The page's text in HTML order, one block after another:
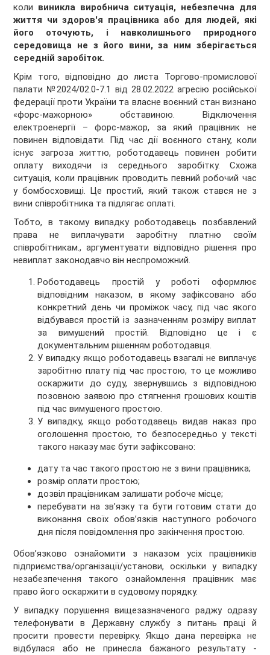
коли виникла виробнича ситуація, небезпечна для
життя чи здоров'я працівника або для людей, які
його оточують, і навколишнього природного
середовища не з його вини, за ним зберігається
середній заробіток.
Крім того, відповідно до листа Торгово-промислової
палати №2024/02.0-7.1 від 28.02.2022 агресію російської
федерації проти України та власне воєнний стан визнано
«форс-мажорною» обставиною. Відключення
електроенергії – форс-мажор, за який працівник не
повинен відповідати. Під час дії воєнного стану, коли
існує загроза життю, роботодавець повинен робити
оплату виходячи із середнього заробітку. Схожа
ситуація, коли працівник проводить певний робочий час
у бомбосховищі. Це простий, який також стався не з
вини співробітника та підлягає оплаті.
Тобто, в такому випадку роботодавець позбавлений
права не виплачувати заробітну платню своїм
співробітникам., аргументувати відповідно рішення про
невиплат законодавчо він неспроможний.
Роботодавець простій у роботі оформлює
відповідним наказом, в якому зафіксовано або
конкретний день чи проміжок часу, під час якого
відбувався простій із зазначенням розміру виплат
за вимушений простій. Відповідно це і є
документальним рішенням роботодавця.
У випадку якщо роботодавець взагалі не виплачує
заробітню плату під час простою, то це можливо
оскаржити до суду, звернувшись з відповідною
позовною заявою про стягнення грошових коштів
під час вимушеного простою.
У випадку, якщо роботодавець видав наказ про
оголошення простою, то безпосередньо у тексті
такого наказу має бути зафіксовано:
дату та час такого простою не з вини працівника;
розмір оплати простою;
дозвіл працівникам залишати робоче місце;
перебувати на зв’язку та бути готовим стати до
виконання своїх обов’язків наступного робочого
дня після повідомлення про закінчення простою.
Обов’язково ознайомити з наказом усіх працівників
підприємства/організації/установи, оскільки у випадку
незабезпечення такого ознайомлення працівник має
право його оскаржити в судовому порядку.
У випадку порушення вищезазначеного раджу одразу
телефонувати в Державну службу з питань праці й
просити провести перевірку. Якщо дана перевірка не
відбулася або не принесла бажаного результату -